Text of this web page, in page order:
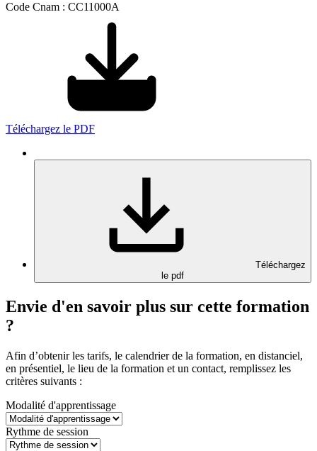
Code Cnam : CC11000A
Téléchargez le PDF
Téléchargez
le pdf
Envie d'en savoir plus sur cette formation
?
Afin d’obtenir les tarifs, le calendrier de la formation, en distanciel,
en présentiel, le lieu de la formation et un contact, remplissez les
critères suivants :
Modalité d'apprentissage
Rythme de session